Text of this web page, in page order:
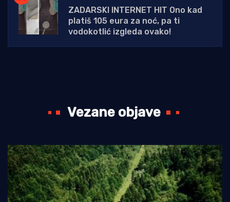
ZADARSKI INTERNET HIT Ono kad
platiš 105 eura za noć, pa ti
vodokotlić izgleda ovako!
Vezane objave